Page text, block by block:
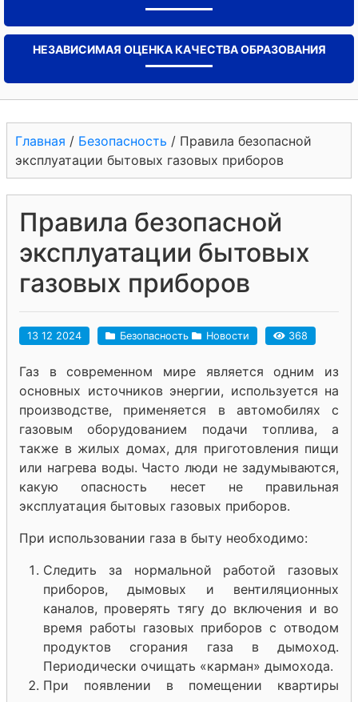
НЕЗАВИСИМАЯ ОЦЕНКА КАЧЕСТВА ОБРАЗОВАНИЯ
Главная / Безопасность / Правила безопасной
эксплуатации бытовых газовых приборов
Правила безопасной
эксплуатации бытовых
газовых приборов
13 12 2024 Безопасность Новости 368
Газ в современном мире является одним из
основных источников энергии, используется на
производстве, применяется в автомобилях с
газовым оборудованием подачи топлива, а
также в жилых домах, для приготовления пищи
или нагрева воды. Часто люди не задумываются,
какую опасность несет не правильная
эксплуатация бытовых газовых приборов.
При использовании газа в быту необходимо:
Следить за нормальной работой газовых
приборов, дымовых и вентиляционных
каналов, проверять тягу до включения и во
время работы газовых приборов с отводом
продуктов сгорания газа в дымоход.
Периодически очищать «карман» дымохода.
При появлении в помещении квартиры